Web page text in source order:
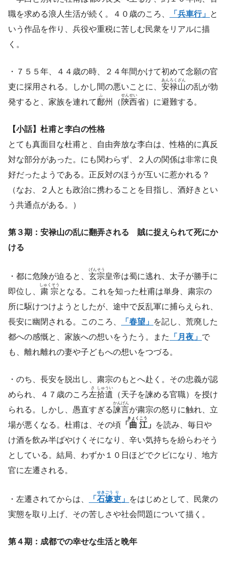
職を求める浪人生活が続く。４０歳のころ、
「兵車行」 と
いう作品を作り、兵役や重税に苦しむ民衆をリアルに描
く。
・７５５年、４４歳の時、２４年間かけて初めて念願の官
吏に採用される。しかし間の悪いことに、 安禄山
あんろくざん
の乱が勃
発すると、家族を連れて鄜
ふ
州（ 陝
せん
西
せい
省）に避難する。
【小話】杜甫と李白の性格
とても真面目な杜甫と、自由奔放な李白は、性格的に真反
対な部分があった。にも関わらず、２人の関係は非常に良
好だったようである。正反対のほうが互いに惹かれる？
（なお、２人とも政治に携わることを目指し、酒好きとい
う共通点がある。）
第３期：安禄山の乱に翻弄される
賊に捉えられて死にか
ける
・都に危険が迫ると、 玄宗
げんそう
皇帝は蜀に逃れ、太子が勝手に
即位し、 粛宗
しゅくそう
となる。これを知った杜甫は単身、粛宗の
所に駆けつけようとしたが、途中で反乱軍に捕らえられ、
長安に幽閉される。このころ、
「春望」 を記し、荒廃した
都への感慨と、家族への想いをうたう。また
「月夜」 で
も、離れ離れの妻や子どもへの想いをつづる。
・のち、長安を脱出し、粛宗のもとへ赴く。その忠義が認
められ、４７歳のころ左
さ
拾遺
しゅうい
（天子を諫める官職）を授け
られる。しかし、愚直すぎる諫言
かんげん
が粛宗の怒りに触れ、立
場が悪くなる。杜甫は、その頃 「 曲
きょく
江
こう
」 を読み、毎日や
け酒を飲み半ばやけくそになり、辛い気持ちを紛らわそう
としている。結局、わずか１０日ほどでクビになり、地方
官に左遷される。
・左遷されてからは、 「 石
せき
壕
ごう
吏
り
」 をはじめとして、民衆の
実態を取り上げ、その苦しさや社会問題について描く。
第４期：成都での幸せな生活と晩年